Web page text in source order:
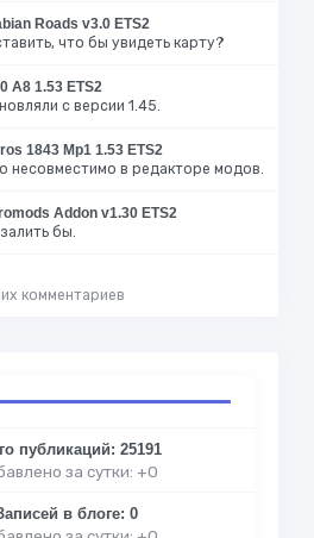
Roads v3.0 ETS2
что бы увидеть карту?
A8 1.53 ETS2
с версии 1.45.
1843 Mp1 1.53 ETS2
несовместимо в редакторе модов.
Addon v1.30 ETS2
бы.
комментариев
публикаций: 25191
за сутки: +0
в блоге: 0